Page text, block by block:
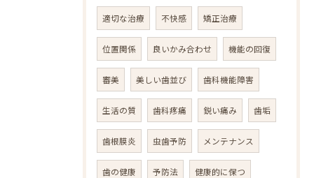
適切な治療 不快感 矯正治療
位置関係 良いかみ合わせ 機能の回復
審美 美しい歯並び 歯科機能障害
生活の質 歯科疼痛 鋭い痛み 歯垢
歯根膜炎 虫歯予防 メンテナンス
歯の健康 予防法 健康的に保つ